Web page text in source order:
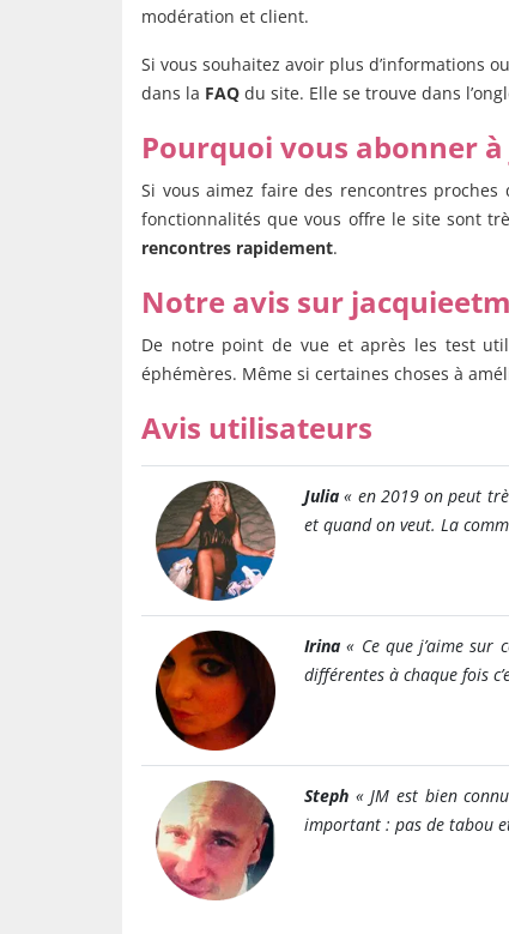
modération et client.
Si vous souhaitez avoir plus d’informations
dans la FAQ du site. Elle se trouve dans
Pourquoi vous abonner
Si vous aimez faire des rencontres
fonctionnalités que vous offre le site sont
rencontres rapidement.
Notre avis sur
De notre point de vue et après les test
éphémères. Même si certaines choses à
Avis utilisateurs
Julia « en 2019 on peut
et quand on veut. La
Irina « Ce que j’aime sur
différentes à chaque fois
Steph « JM est bien
important : pas de tabou